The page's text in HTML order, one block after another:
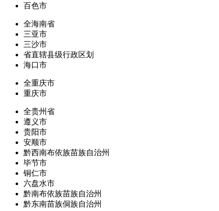
百色市
全海南省
三亚市
三沙市
省直辖县级行政区划
海口市
全重庆市
重庆市
全贵州省
遵义市
贵阳市
安顺市
黔西南布依族苗族自治州
毕节市
铜仁市
六盘水市
黔南布依族苗族自治州
黔东南苗族侗族自治州